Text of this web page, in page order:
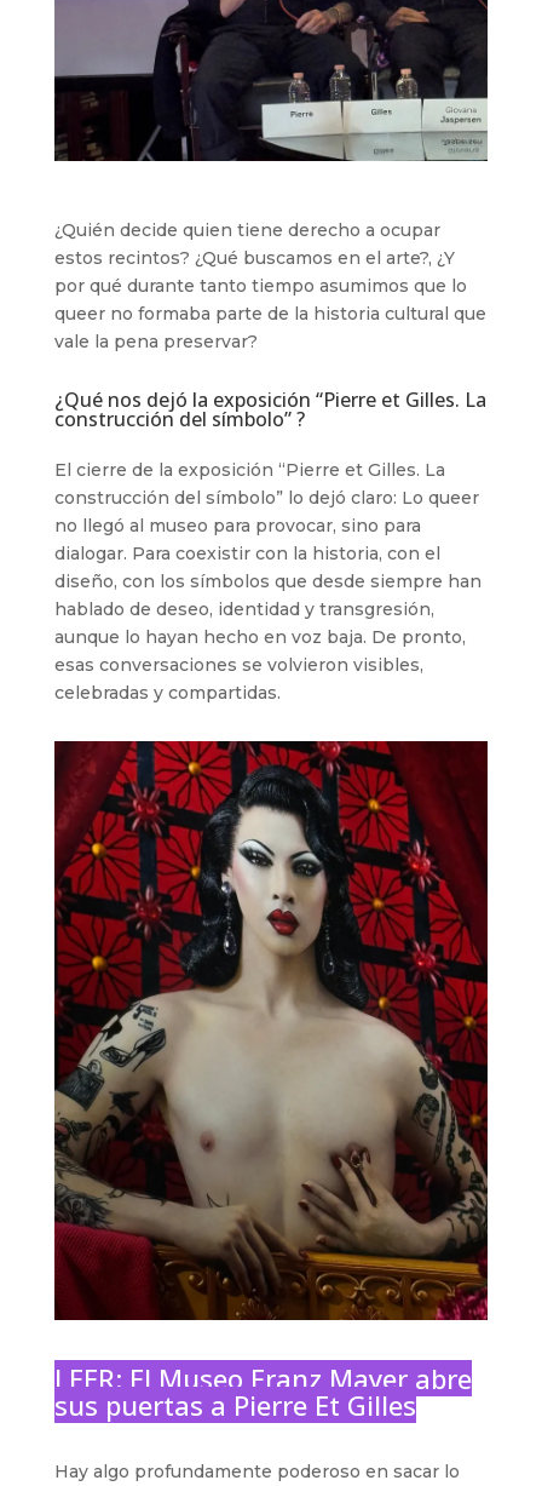
¿Quién decide quien tiene derecho a ocupar
estos recintos? ¿Qué buscamos en el arte?, ¿Y
por qué durante tanto tiempo asumimos que lo
queer no formaba parte de la historia cultural que
vale la pena preservar?
¿Qué nos dejó la exposición “Pierre et Gilles. La
construcción del símbolo” ?
El cierre de la exposición “Pierre et Gilles. La
construcción del símbolo” lo dejó claro: Lo queer
no llegó al museo para provocar, sino para
dialogar. Para coexistir con la historia, con el
diseño, con los símbolos que desde siempre han
hablado de deseo, identidad y transgresión,
aunque lo hayan hecho en voz baja. De pronto,
esas conversaciones se volvieron visibles,
celebradas y compartidas.
LEER: El Museo Franz Mayer abre
sus puertas a Pierre Et Gilles
Hay algo profundamente poderoso en sacar lo